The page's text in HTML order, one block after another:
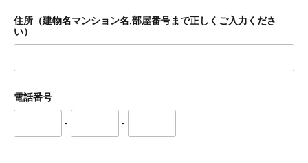
住所（建物名マンション名,部屋番号まで正しくご入力くださ
い）
電話番号
- -